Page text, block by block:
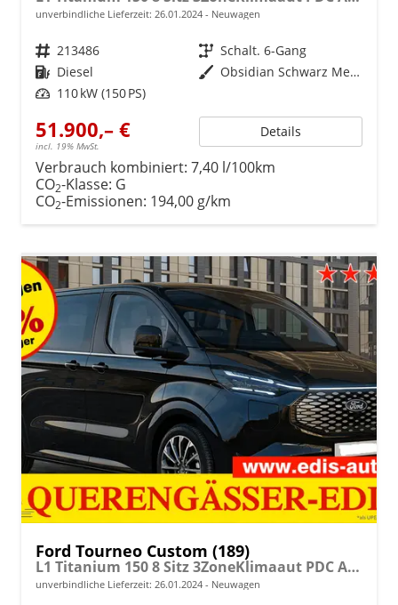
unverbindliche Lieferzeit: 26.01.2024 Neuwagen
Fahrzeugnr. 213486 Getriebe Schalt. 6-Gang
Kraftstoff Diesel Außenfarbe
Obsidian Schwarz Metallic
Leistung 110 kW (150 PS)
51.900,– €
incl. 19% MwSt.
Details
Verbrauch kombiniert: 7,40 l/100km
CO2-Klasse: G
CO2-Emissionen: 194,00 g/km
Ford Tourneo Custom (189)
L1 Titanium 150 8 Sitz 3ZoneKlimaaut PDC AdaptTemp Totw SHZ LMF Kamera NAVI AHK
unverbindliche Lieferzeit: 26.01.2024 Neuwagen